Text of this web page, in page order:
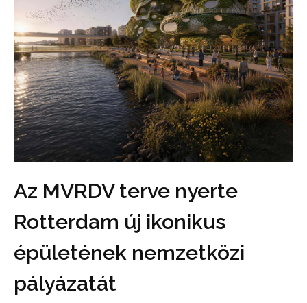
Az MVRDV terve nyerte
Rotterdam új ikonikus
épületének nemzetközi
pályázatát